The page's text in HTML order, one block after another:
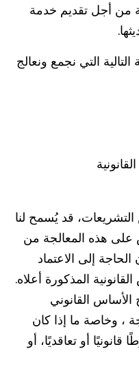
من أجل تقديم خدمة
التي نجمع ونعالج
قد يُسمح لنا
على هذه المعالجة من
إلى الاعتماد
المذكورة أعلاه.
القانوني
، وخاصة ما إذا كان
أو تعاقديًا، أو